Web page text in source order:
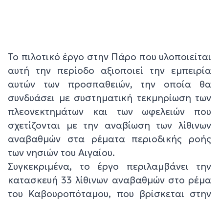
Το πιλοτικό έργο στην Πάρο που υλοποιείται
αυτή την περίοδο αξιοποιεί την εμπειρία
αυτών των προσπαθειών, την οποία θα
συνδυάσει με συστηματική τεκμηρίωση των
πλεονεκτημάτων και των ωφελειών που
σχετίζονται με την αναβίωση των λίθινων
αναβαθμών στα ρέματα περιοδικής ροής
των νησιών του Αιγαίου.
Συγκεκριμένα, το έργο περιλαμβάνει την
κατασκευή 33 λίθινων αναβαθμών στο ρέμα
του Καβουροπόταμου, που βρίσκεται στην